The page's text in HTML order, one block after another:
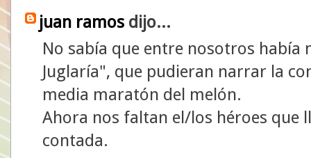
juan ramos dijo...
No sabía que entre nosotros había
Juglaría", que pudieran narrar la
media maratón del melón.
Ahora nos faltan el/los héroes que
contada.